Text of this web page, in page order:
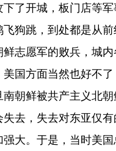
了开城，板门店等
飞狗跳，到处都是从
鲜志愿军的败兵，城
国方面当然也好不
朝鲜被共产主义北
失去，失去对东亚仅
大。于是，当时美国